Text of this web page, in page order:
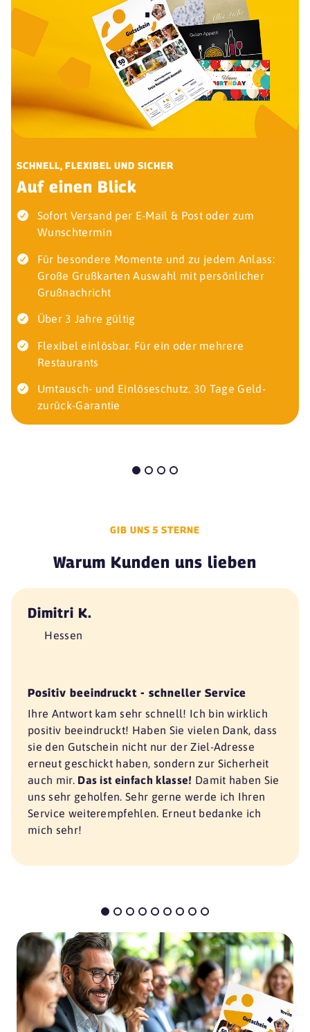
SCHNELL, FLEXIBEL UND SICHER
Auf einen Blick
Sofort Versand per E-Mail & Post oder zum
Wunschtermin
Für besondere Momente und zu jedem Anlass:
Große Grußkarten Auswahl mit persönlicher
Grußnachricht
Über 3 Jahre gültig
Flexibel einlösbar. Für ein oder mehrere
Restaurants
Umtausch- und Einlöseschutz. 30 Tage Geld-
zurück-Garantie
GIB UNS 5 STERNE
Warum Kunden uns lieben
Dimitri K.
Hessen
Positiv beeindruckt - schneller Service
Ihre Antwort kam sehr schnell! Ich bin wirklich
positiv beeindruckt! Haben Sie vielen Dank, dass
sie den Gutschein nicht nur der Ziel-Adresse
erneut geschickt haben, sondern zur Sicherheit
auch mir. Das ist einfach klasse! Damit haben Sie
uns sehr geholfen. Sehr gerne werde ich Ihren
Service weiterempfehlen. Erneut bedanke ich
mich sehr!